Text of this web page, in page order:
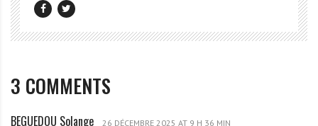
3 COMMENTS
BEGUEDOU Solange 26 DÉCEMBRE 2025 AT 9 H 36 MIN